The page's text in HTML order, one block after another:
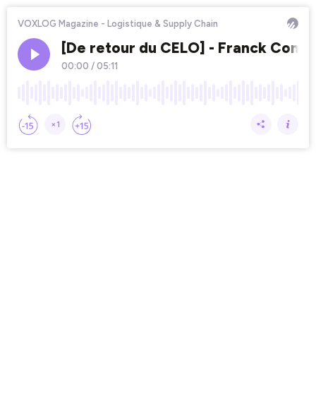
VOXLOG Magazine - Logistique & Supply Chain
[De retour du CELO] - Franck
00:00 / 05:11
×1